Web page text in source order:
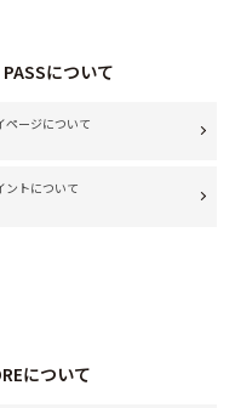
について
ページについて
ントについて
について